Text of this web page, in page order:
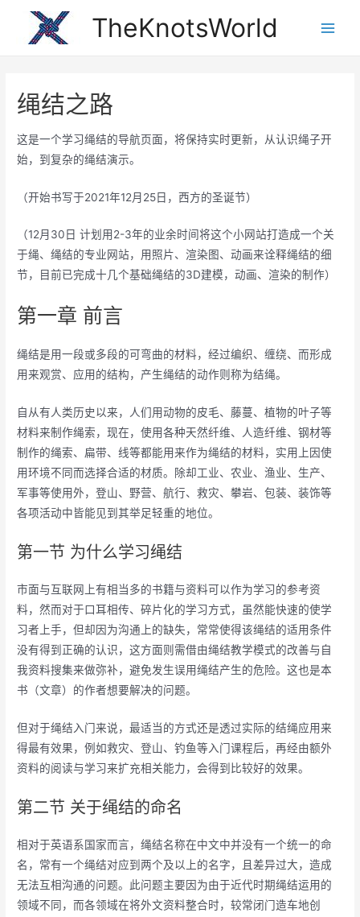
TheKnotsWorld
绳结之路
这是一个学习绳结的导航页面，将保持实时更新，从认识绳子开
始，到复杂的绳结演示。
（开始书写于2021年12月25日，西方的圣诞节）
（12月30日 计划用2-3年的业余时间将这个小网站打造成一个关
于绳、绳结的专业网站，用照片、渲染图、动画来诠释绳结的细
节，目前已完成十几个基础绳结的3D建模，动画、渲染的制作）
第一章 前言
绳结是用一段或多段的可弯曲的材料，经过编织、缠绕、而形成
用来观赏、应用的结构，产生绳结的动作则称为结绳。
自从有人类历史以来，人们用动物的皮毛、藤蔓、植物的叶子等
材料来制作绳索，现在，使用各种天然纤维、人造纤维、钢材等
制作的绳索、扁带、线等都能用来作为绳结的材料，实用上因使
用环境不同而选择合适的材质。除却工业、农业、渔业、生产、
军事等使用外，登山、野营、航行、救灾、攀岩、包装、装饰等
各项活动中皆能见到其举足轻重的地位。
第一节 为什么学习绳结
市面与互联网上有相当多的书籍与资料可以作为学习的参考资
料，然而对于口耳相传、碎片化的学习方式，虽然能快速的使学
习者上手，但却因为沟通上的缺失，常常使得该绳结的适用条件
没有得到正确的认识，这方面则需借由绳结教学模式的改善与自
我资料搜集来做弥补，避免发生误用绳结产生的危险。这也是本
书（文章）的作者想要解决的问题。
但对于绳结入门来说，最适当的方式还是透过实际的结绳应用来
得最有效果，例如救灾、登山、钓鱼等入门课程后，再经由额外
资料的阅读与学习来扩充相关能力，会得到比较好的效果。
第二节 关于绳结的命名
相对于英语系国家而言，绳结名称在中文中并没有一个统一的命
名，常有一个绳结对应到两个及以上的名字，且差异过大，造成
无法互相沟通的问题。此问题主要因为由于近代时期绳结运用的
领域不同，而各领域在将外文资料整合时，较常闭门造车地创